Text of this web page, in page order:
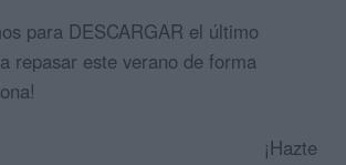
para DESCARGAR el último
repasar este verano de forma
¡Hazte